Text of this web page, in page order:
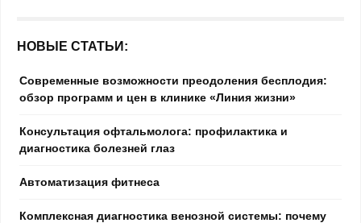
НОВЫЕ СТАТЬИ:
Современные возможности преодоления бесплодия:
обзор программ и цен в клинике «Линия жизни»
Консультация офтальмолога: профилактика и
диагностика болезней глаз
Автоматизация фитнеса
Комплексная диагностика венозной системы: почему